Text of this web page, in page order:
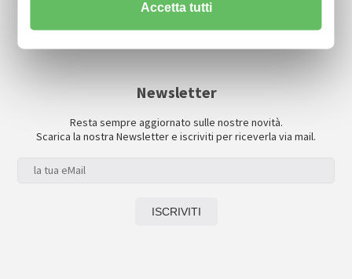
Newsletter
Resta sempre aggiornato sulle nostre novità.
Scarica la nostra Newsletter e iscriviti per riceverla via mail.
Accetta tutti